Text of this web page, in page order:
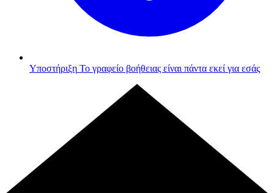
Υποστήριξη Το γραφείο βοήθειας είναι πάντα εκεί για εσάς